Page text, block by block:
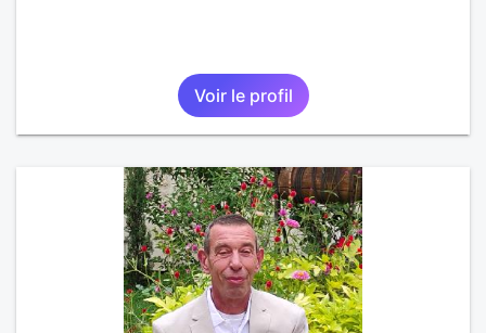
Voir le profil